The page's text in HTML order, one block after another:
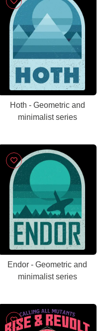
Hoth - Geometric and
minimalist series
Endor - Geometric and
minimalist series